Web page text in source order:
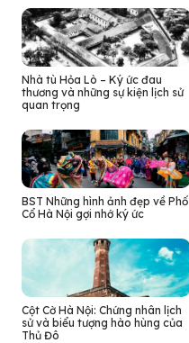
Nhà tù Hỏa Lò – Ký ức đau
thương và những sự kiện lịch sử
quan trọng
BST Những hình ảnh đẹp về Phố
Cổ Hà Nội gợi nhớ ký ức
Cột Cờ Hà Nội: Chứng nhân lịch
sử và biểu tượng hào hùng của
Thủ Đô